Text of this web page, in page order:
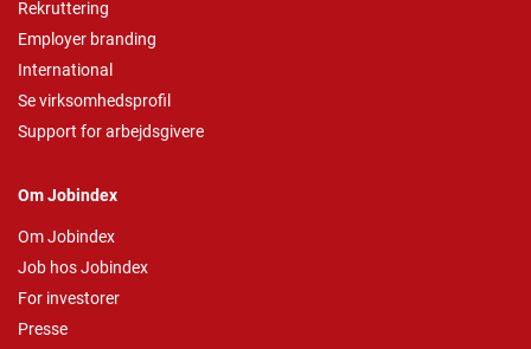
Rekruttering
Employer branding
International
Se virksomhedsprofil
Support for arbejdsgivere
Om Jobindex
Om Jobindex
Job hos Jobindex
For investorer
Presse